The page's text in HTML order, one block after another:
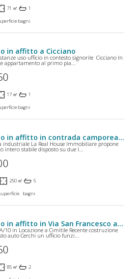
71 ㎡
1
bagni
in affitto a Cicciano
uso ufficio in contesto signorile  Cicciano In
appartamento al primo pia...
17 ㎡
1
bagni
Ufficio in affitto in contrada camporeale 111 a Ariano Irpino
industriale La Real House Immobiliare propone
intero stabile disposto su due l...
250 ㎡
5
bagni
Ufficio in affitto in Via San Francesco a Cimitile
10 in Locazione a Cimitile Recente costruzione
auto Cerchi un ufficio funzi...
85 ㎡
2